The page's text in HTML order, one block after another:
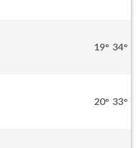
19° 34°
20° 33°